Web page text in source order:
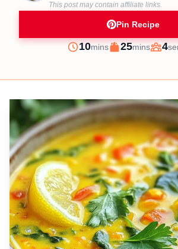
This post may contain affiliate links.
Pin Recipe
Prep
10minutes
mins
Cook
25minutes
mins 4